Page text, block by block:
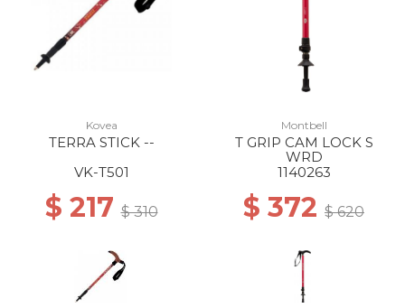
Kovea
TERRA STICK --
VK-T501
$ 217$ 310
Montbell
T GRIP CAM LOCK S
WRD
1140263
$ 372 $ 620